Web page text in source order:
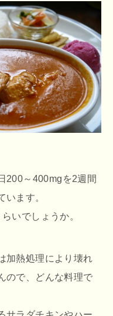
200～400mgを2週間
います。
いでしょうか。
加熱処理により壊れ
ので、どんな料理で